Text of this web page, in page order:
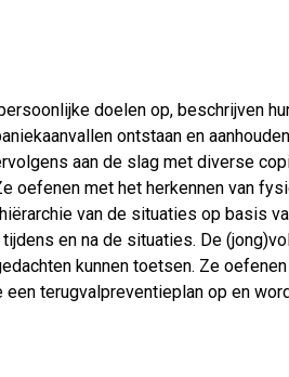
doelen op, beschrijven
ontstaan en
aan de slag met diverse
oefenen met het herkennen van
van de situaties op basis
en na de situaties. De
kunnen toetsen. Ze
terugvalpreventieplan op en